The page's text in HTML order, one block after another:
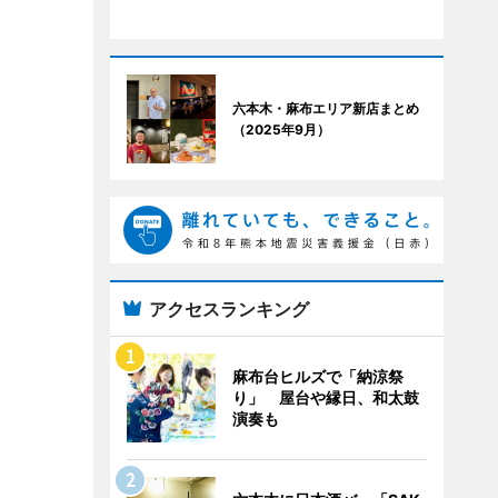
六本木・麻布エリア新店まとめ
（2025年9月）
アクセスランキング
麻布台ヒルズで「納涼祭
り」 屋台や縁日、和太鼓
演奏も